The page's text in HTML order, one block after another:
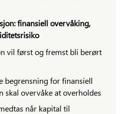
finansiell overvåking,
vil først og fremst bli berørt
begrensning for finansiell
skal overvåke at overholdes
når kapital til